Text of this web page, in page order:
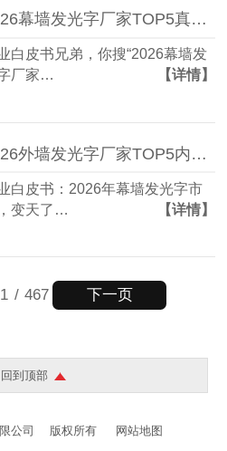
2026幕墙发光字厂家TOP5真实力榜单流出？第3位竟藏在这座城！
白皮书兄弟，你搜“2026幕墙发
厂家…
【详情】
2026外墙发光字厂家TOP5内部资料遭曝光：这家竟藏到94%客户不知道
白皮书：2026年幕墙发光字市
变天了…
【详情】
1 / 467 下一页
回到顶部
公司 版权所有 网站地图